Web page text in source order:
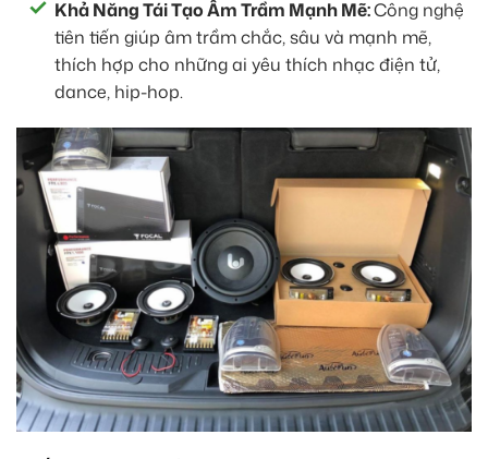
Khả Năng Tái Tạo Âm Trầm Mạnh Mẽ:Công nghệ
tiên tiến giúp âm trầm chắc, sâu và mạnh mẽ,
thích hợp cho những ai yêu thích nhạc điện tử,
dance, hip-hop.